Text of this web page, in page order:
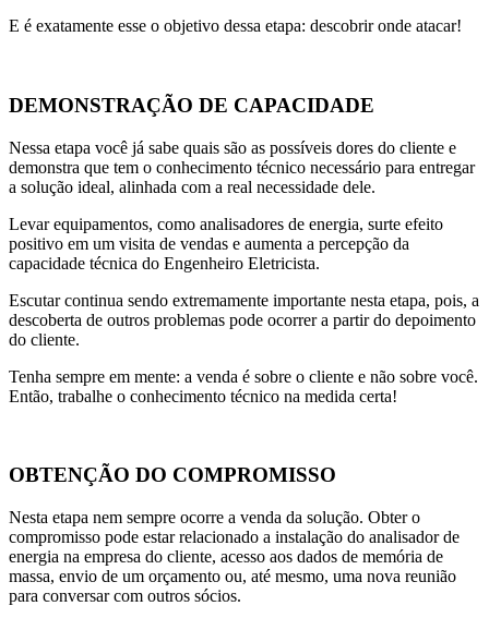
E é exatamente esse o objetivo dessa etapa: descobrir onde atacar!
DEMONSTRAÇÃO DE CAPACIDADE
Nessa etapa você já sabe quais são as possíveis dores do cliente e
demonstra que tem o conhecimento técnico necessário para entregar
a solução ideal, alinhada com a real necessidade dele.
Levar equipamentos, como analisadores de energia, surte efeito
positivo em um visita de vendas e aumenta a percepção da
capacidade técnica do Engenheiro Eletricista.
Escutar continua sendo extremamente importante nesta etapa, pois, a
descoberta de outros problemas pode ocorrer a partir do depoimento
do cliente.
Tenha sempre em mente: a venda é sobre o cliente e não sobre você.
Então, trabalhe o conhecimento técnico na medida certa!
OBTENÇÃO DO COMPROMISSO
Nesta etapa nem sempre ocorre a venda da solução. Obter o
compromisso pode estar relacionado a instalação do analisador de
energia na empresa do cliente, acesso aos dados de memória de
massa, envio de um orçamento ou, até mesmo, uma nova reunião
para conversar com outros sócios.